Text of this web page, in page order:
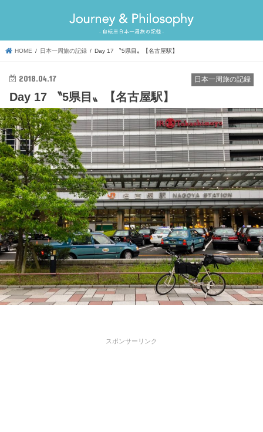
HOME 日本一周旅の記録 Day 17 〝5県目〟【名古屋駅】
日本一周旅の記録
2018.04.17
Day 17 〝5県目〟【名古屋駅】
スポンサーリンク